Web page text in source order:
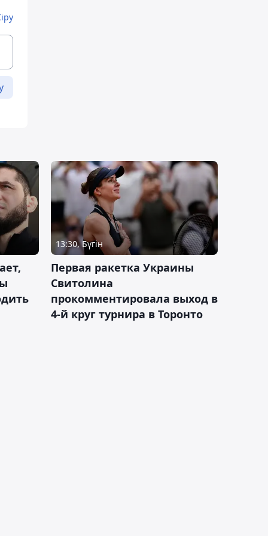
13:30, Бүгін
Первая ракетка Украины
Свитолина
прокомментировала выход в
4-й круг турнира в Торонто